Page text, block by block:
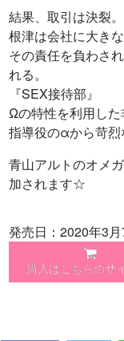
結果、取引は決裂。
根津は会社に大き
その責任を負わさ
れる。
『SEX接待部』
Ωの特性を利用した
指導役のαから苛
青山アルトのオメ
加されます☆
発売日：2020年3月
購入はこちらのサ